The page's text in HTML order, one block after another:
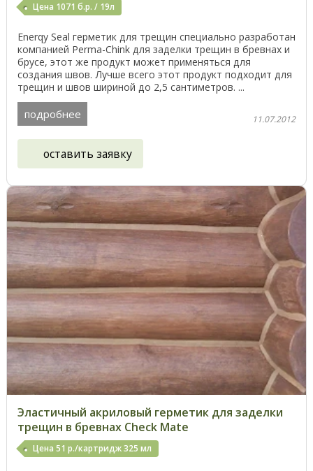
Цена 1071 б.р. / 19л
Enerqy Seal герметик для трещин специально разработан
компанией Perma-Chink для заделки трещин в бревнах и
брусе, этот же продукт может применяться для
создания швов. Лучше всего этот продукт подходит для
трещин и швов шириной до 2,5 сантиметров. ...
подробнее 11.07.2012
оставить заявку
Эластичный акриловый герметик для заделки
трещин в бревнах Check Mate
Цена 51 р./картридж 325 мл